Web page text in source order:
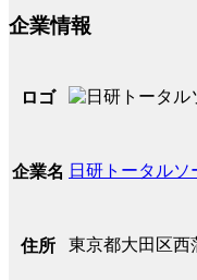
企業情報
ロゴ
企業名 日研トータル
住所 東京都大田区西